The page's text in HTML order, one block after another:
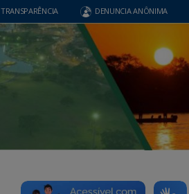
TRANSPARÊNCIA DENUNCIA ANÔNIMA